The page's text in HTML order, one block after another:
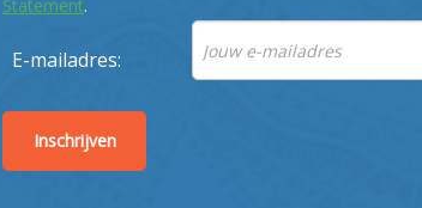
Statement.
E-mailadres: